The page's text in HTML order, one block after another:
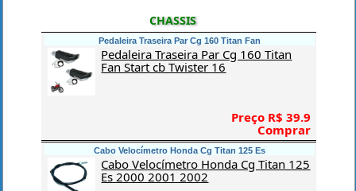
CHASSIS
Pedaleira Traseira Par Cg 160 Titan Fan
Pedaleira Traseira Par Cg 160 Titan
Fan Start cb Twister 16
Preço R$ 39.9
Comprar
Cabo Velocímetro Honda Cg Titan 125 Es
Cabo Velocímetro Honda Cg Titan 125
Es 2000 2001 2002